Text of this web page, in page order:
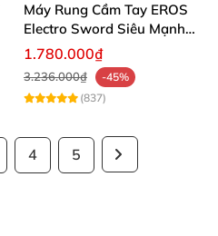
Máy Rung Cầm Tay EROS
Electro Sword Siêu Mạnh
Giúp Thư Giãn
1.780.000₫
3.236.000₫
-45%
(837)
4 5